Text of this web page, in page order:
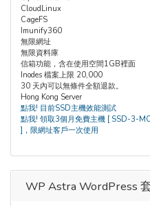
CloudLinux
CageFS
Imunify360
無限網址
無限資料庫
信箱功能，含在使用空間1GB裡面
Inodes 檔案上限 20,000
30 天內可以無條件全額退款。
Hong Kong Server
點我! 目前SSD主機效能測試
點我! 領取3個月免費主機 [ SSD-3-
]，限網址客戶一次使用
WP Astra WordPress